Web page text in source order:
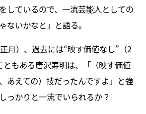
しているので、一流芸能人としての
ないかなと」と語る。
月）、過去には“映す価値なし”（2
もある唐沢寿明は、「（映す価値
あえての）技だったんですよ」と強
っかりと一流でいられるか？